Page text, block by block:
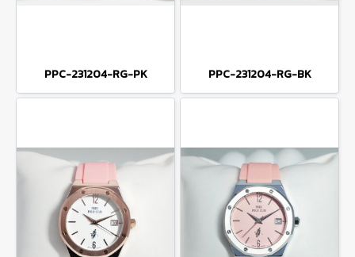
PPC-231204-RG-PK PPC-231204-RG-BK